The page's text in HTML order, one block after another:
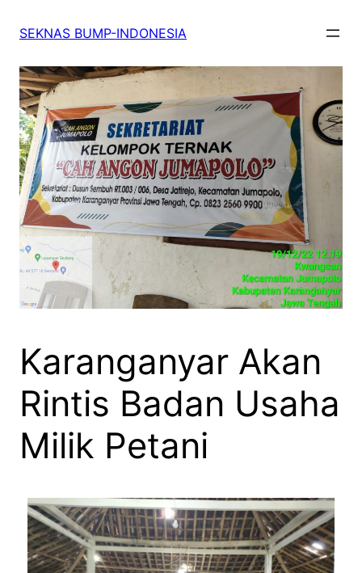
SEKNAS BUMP-INDONESIA
Karanganyar Akan
Rintis Badan Usaha
Milik Petani